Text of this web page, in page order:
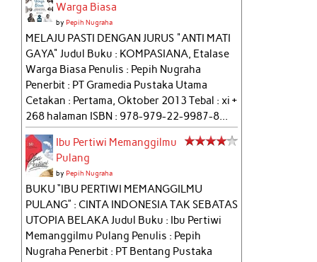
Warga Biasa
byPepih Nugraha
MELAJU PASTI DENGAN JURUS "ANTI MATI
GAYA" Judul Buku : KOMPASIANA, Etalase
Warga Biasa Penulis : Pepih Nugraha
Penerbit : PT Gramedia Pustaka Utama
Cetakan : Pertama, Oktober 2013 Tebal : xi +
268 halaman ISBN : 978-979-22-9987-8...
Ibu Pertiwi Memanggilmu
Pulang
byPepih Nugraha
BUKU “IBU PERTIWI MEMANGGILMU
PULANG” : CINTA INDONESIA TAK SEBATAS
UTOPIA BELAKA Judul Buku : Ibu Pertiwi
Memanggilmu Pulang Penulis : Pepih
Nugraha Penerbit : PT Bentang Pustaka